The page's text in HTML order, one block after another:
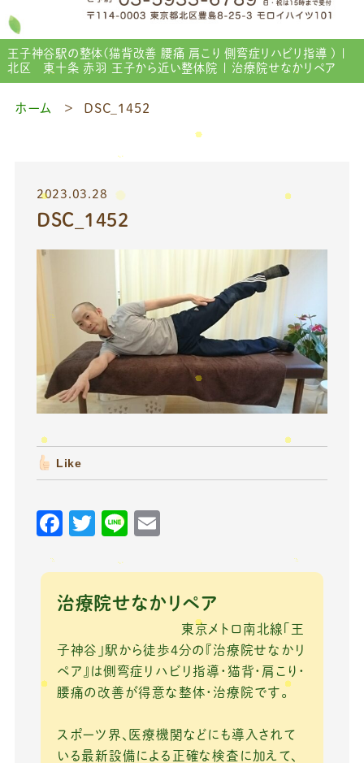
王子神谷駅の整体(猫背改善 腰痛 肩こり 側弯症リハビリ指導 ) |
北区 東十条 赤羽 王子から近い整体院 | 治療院せなかリペア
ホーム DSC_1452
2023.03.28
DSC_1452
Like
F
c
e
o
o
k
T
it
te
Li
e
ai
l
治療院せなかリペア
東京メトロ南北線「王
子神谷」駅から徒歩4分の『治療院せなかリ
ペア』は側弯症リハビリ指導・猫背・肩こり・
腰痛の改善が得意な整体・治療院です。
スポーツ界、医療機関などにも導入されて
いる最新設備による正確な検査に加えて、